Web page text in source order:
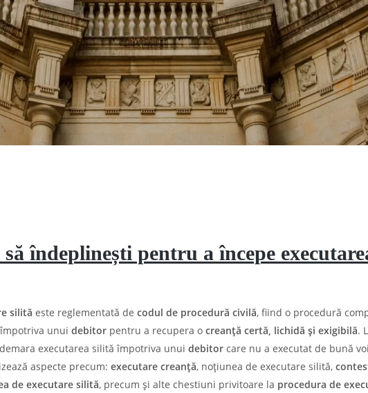
îndeplinești pentru a începe
silită este reglementată de codul de procedură civilă, fiind o procedură
unui debitor pentru a recupera o creanță certă, lichidă și exigibilă.
executarea silită împotriva unui debitor care nu a executat de bună
aspecte precum: executare creanță, noțiunea de executare silită,
de executare silită, precum și alte chestiuni privitoare la procedura de